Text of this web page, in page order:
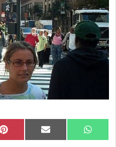
Compartir
en
Pinterest Compartir
en
Email
en